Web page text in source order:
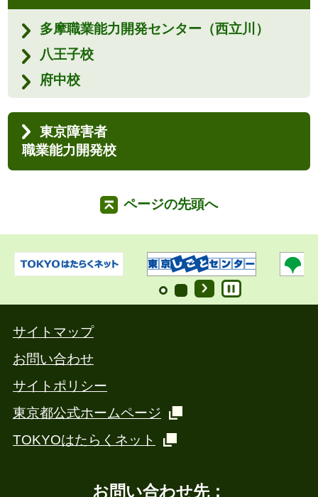
多摩職業能力開発センター（西立川）
八王子校
府中校
東京障害者
職業能力開発校
ページの先頭へ
サイトマップ
お問い合わせ
サイトポリシー
東京都公式ホームページ
TOKYOはたらくネット
お問い合わせ先：